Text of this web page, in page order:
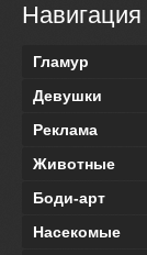
Навигация
Гламур
Девушки
Реклама
Животные
Боди-арт
Насекомые